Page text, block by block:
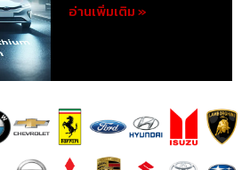
อ่านเพิ่มเติม »